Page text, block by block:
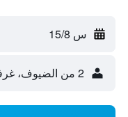
س 15/8
2 من الضيوف، غرفة واحدة